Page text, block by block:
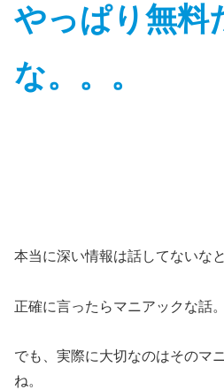
やっぱり無料
な。。。
本当に深い情報は話してないな
正確に言ったらマニアックな話。
でも、実際に大切なのはそのマ
ね。